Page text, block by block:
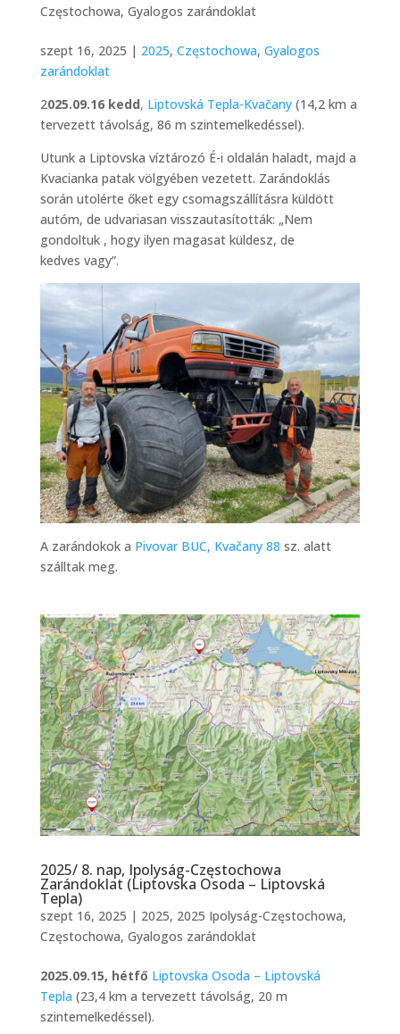
Częstochowa, Gyalogos zarándoklat
szept 16, 2025 | 2025, Częstochowa, Gyalogos
zarándoklat
2025.09.16 kedd, Liptovská Tepla-Kvačany(14,2 km a
tervezett távolság, 86 m szintemelkedéssel).
Utunk a Liptovska víztározó É-i oldalán haladt, majd a
Kvacianka patak völgyében vezetett. Zarándoklás
során utolérte őket egy csomagszállításra küldött
autóm, de udvariasan visszautasították: „Nem
gondoltuk , hogy ilyen magasat küldesz, de
kedves vagy”.
A zarándokok a Pivovar BUC, Kvačany 88 sz. alatt
szálltak meg.
2025/ 8. nap, Ipolyság-Częstochowa
Zarándoklat (Liptovska Osoda – Liptovská
Tepla)
szept 16, 2025 | 2025, 2025 Ipolyság-Częstochowa,
Częstochowa, Gyalogos zarándoklat
2025.09.15, hétfő Liptovska Osoda – Liptovská
Tepla (23,4 km a tervezett távolság, 20 m
szintemelkedéssel).